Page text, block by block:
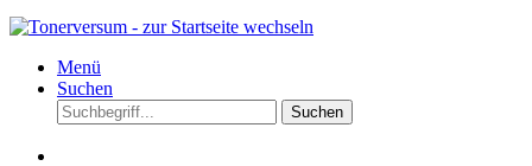
Menü
Suchen
Suchen